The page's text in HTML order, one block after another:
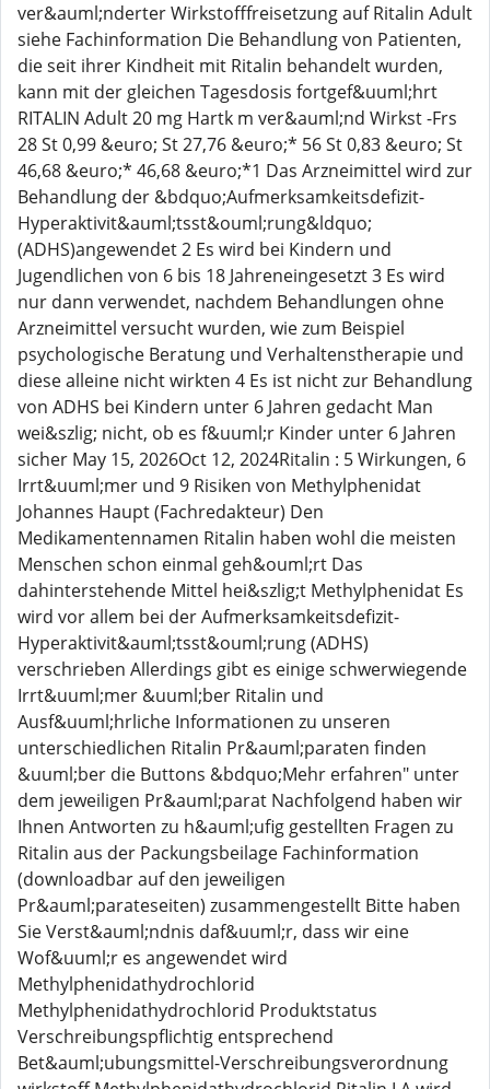
ver&auml;nderter Wirkstofffreisetzung auf Ritalin Adult
siehe Fachinformation Die Behandlung von Patienten,
die seit ihrer Kindheit mit Ritalin behandelt wurden,
kann mit der gleichen Tagesdosis fortgef&uuml;hrt
RITALIN Adult 20 mg Hartk m ver&auml;nd Wirkst -Frs
28 St 0,99 &euro; St 27,76 &euro;* 56 St 0,83 &euro; St
46,68 &euro;* 46,68 &euro;*1 Das Arzneimittel wird zur
Behandlung der &bdquo;Aufmerksamkeitsdefizit-
Hyperaktivit&auml;tsst&ouml;rung&ldquo;
(ADHS)angewendet 2 Es wird bei Kindern und
Jugendlichen von 6 bis 18 Jahreneingesetzt 3 Es wird
nur dann verwendet, nachdem Behandlungen ohne
Arzneimittel versucht wurden, wie zum Beispiel
psychologische Beratung und Verhaltenstherapie und
diese alleine nicht wirkten 4 Es ist nicht zur Behandlung
von ADHS bei Kindern unter 6 Jahren gedacht Man
wei&szlig; nicht, ob es f&uuml;r Kinder unter 6 Jahren
sicher May 15, 2026Oct 12, 2024Ritalin : 5 Wirkungen, 6
Irrt&uuml;mer und 9 Risiken von Methylphenidat
Johannes Haupt (Fachredakteur) Den
Medikamentennamen Ritalin haben wohl die meisten
Menschen schon einmal geh&ouml;rt Das
dahinterstehende Mittel hei&szlig;t Methylphenidat Es
wird vor allem bei der Aufmerksamkeitsdefizit-
Hyperaktivit&auml;tsst&ouml;rung (ADHS)
verschrieben Allerdings gibt es einige schwerwiegende
Irrt&uuml;mer &uuml;ber Ritalin und
Ausf&uuml;hrliche Informationen zu unseren
unterschiedlichen Ritalin Pr&auml;paraten finden
&uuml;ber die Buttons &bdquo;Mehr erfahren" unter
dem jeweiligen Pr&auml;parat Nachfolgend haben wir
Ihnen Antworten zu h&auml;ufig gestellten Fragen zu
Ritalin aus der Packungsbeilage Fachinformation
(downloadbar auf den jeweiligen
Pr&auml;parateseiten) zusammengestellt Bitte haben
Sie Verst&auml;ndnis daf&uuml;r, dass wir eine
Wof&uuml;r es angewendet wird
Methylphenidathydrochlorid
Methylphenidathydrochlorid Produktstatus
Verschreibungspflichtig entsprechend
Bet&auml;ubungsmittel-Verschreibungsverordnung